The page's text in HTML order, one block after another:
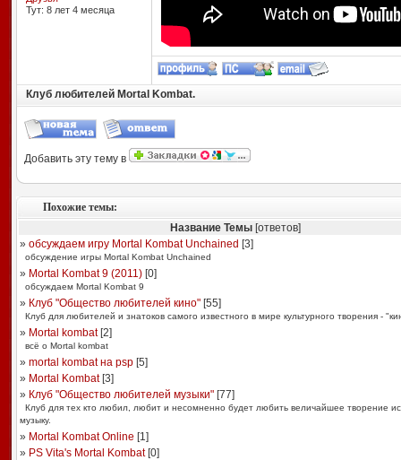
Тут: 8 лет 4 месяцa
Клуб любителей Mortal Kombat.
Добавить эту тему в
Похожие темы:
Название Темы[ответов]
» обсуждаем игру Mortal Kombat Unchained [3]
обсуждение игры Mortal Kombat Unchained
» Mortal Kombat 9 (2011)[0]
обсуждаем Mortal Kombat 9
» Клуб "Общество любителей кино"[55]
Клуб для любителей и знатоков самого известного в мире культурного творения -
» Mortal kombat[2]
всё о Mortal kombat
» mortal kombat на psp[5]
» Mortal Kombat[3]
» Клуб "Общество любителей музыки"[77]
Клуб для тех кто любил, любит и несомненно будет любить величайшее творение
музыку.
» Mortal Kombat Online [1]
» PS Vita's Mortal Kombat[0]